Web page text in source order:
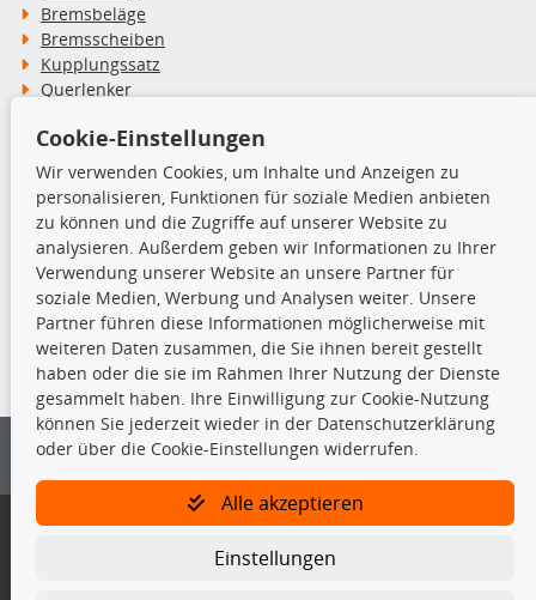
Bremsbeläge
Bremsscheiben
Kupplungssatz
Querlenker
Stoßdämpfer
TecDoc Inside
Die hier angezeigten Daten insbesondere die gesamte Datenbank dürfen
nicht kopiert werden.
Es ist zu unterlassen, die Daten oder die gesamte Datenbank ohne
vorherige Zustimmung von TecDoc zu vervielfältigen, zu verbreiten
und/oder diese Handlungen durch Dritte ausführen zu lassen. Ein
Bitte prüfen Sie, ob das über unseren Onlineshop identifizierte Ersatzteil
Gegebenenfalls sind ergänzende Informationen notwendig, um
Cookie-Einstellungen
Wir verwenden Cookies, um Inhalte und Anzeigen zu
personalisieren, Funktionen für soziale Medien anbieten
zu können und die Zugriffe auf unserer Website zu
analysieren. Außerdem geben wir Informationen zu Ihrer
Verwendung unserer Website an unsere Partner für
soziale Medien, Werbung und Analysen weiter. Unsere
Partner führen diese Informationen möglicherweise mit
weiteren Daten zusammen, die Sie ihnen bereit gestellt
haben oder die sie im Rahmen Ihrer Nutzung der Dienste
gesammelt haben. Ihre Einwilligung zur Cookie-Nutzung
können Sie jederzeit wieder in der Datenschutzerklärung
oder über die Cookie-Einstellungen widerrufen.
Alle akzeptieren
Einstellungen